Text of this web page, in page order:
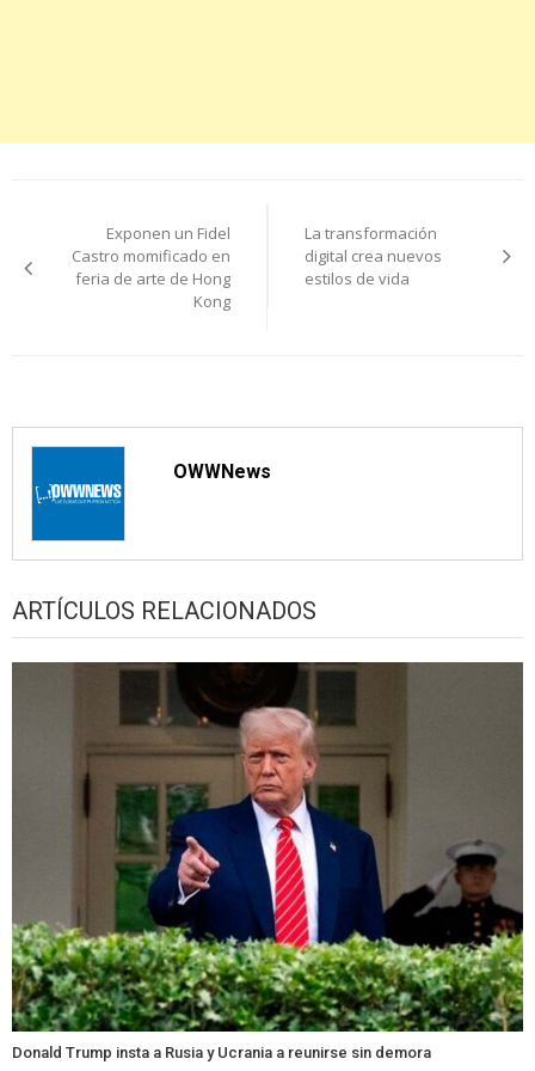
de
entradas
Exponen un Fidel
Castro momificado en
feria de arte de Hong
Kong
La transformación
digital crea nuevos
estilos de vida
OWWNews
ARTÍCULOS RELACIONADOS
Donald Trump insta a Rusia y Ucrania a reunirse sin demora